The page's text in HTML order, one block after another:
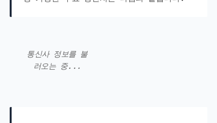
통신사 정보를 불
러오는 중...